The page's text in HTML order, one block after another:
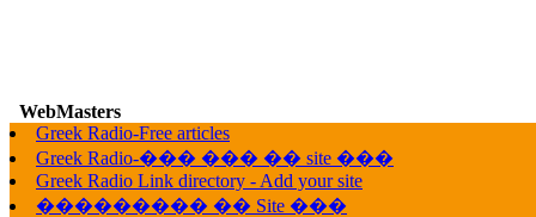
WebMasters
Greek Radio-Free articles
Greek Radio-��� ��� �� site ���
Greek Radio Link directory - Add your site
��������� �� Site ���